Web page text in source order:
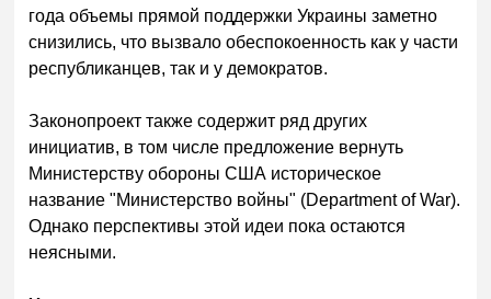
года объемы прямой поддержки Украины заметно
снизились, что вызвало обеспокоенность как у части
республиканцев, так и у демократов.
Законопроект также содержит ряд других
инициатив, в том числе предложение вернуть
Министерству обороны США историческое
название "Министерство войны" (Department of War).
Однако перспективы этой идеи пока остаются
неясными.